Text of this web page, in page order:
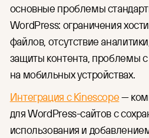
основные проблемы
WordPress: ограничения
файлов, отсутствие
защиты контента, проблемы
на мобильных устройствах.
Интеграция с Kinescope—
для WordPress-сайтов с
использования и